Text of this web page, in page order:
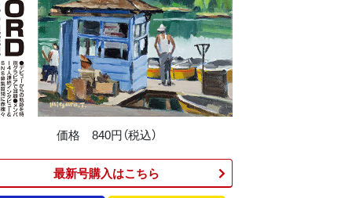
価格 840円（税込）
最新号購入はこちら​